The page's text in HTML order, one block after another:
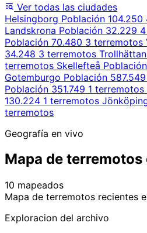
Ver todas las ciudades
Helsingborg Población 104.250
Landskrona Población 32.229
Población 70.480 3 terremotos
34.248 3 terremotos Trollhättan
terremotos Skellefteå
Gotemburgo Población 587.549
Población 351.749 1 terremotos
130.224 1 terremotos
terremotos
Geografía en vivo
Mapa de terremotos
10 mapeados
+
−
Mapa de terremotos recientes
Exploracion del archivo